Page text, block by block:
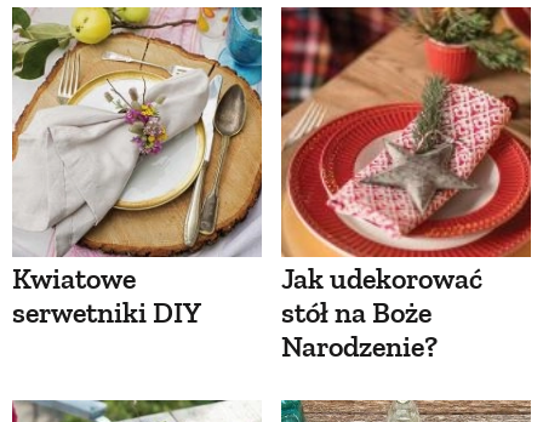
Kwiatowe
serwetniki DIY
Jak udekorować
stół na Boże
Narodzenie?